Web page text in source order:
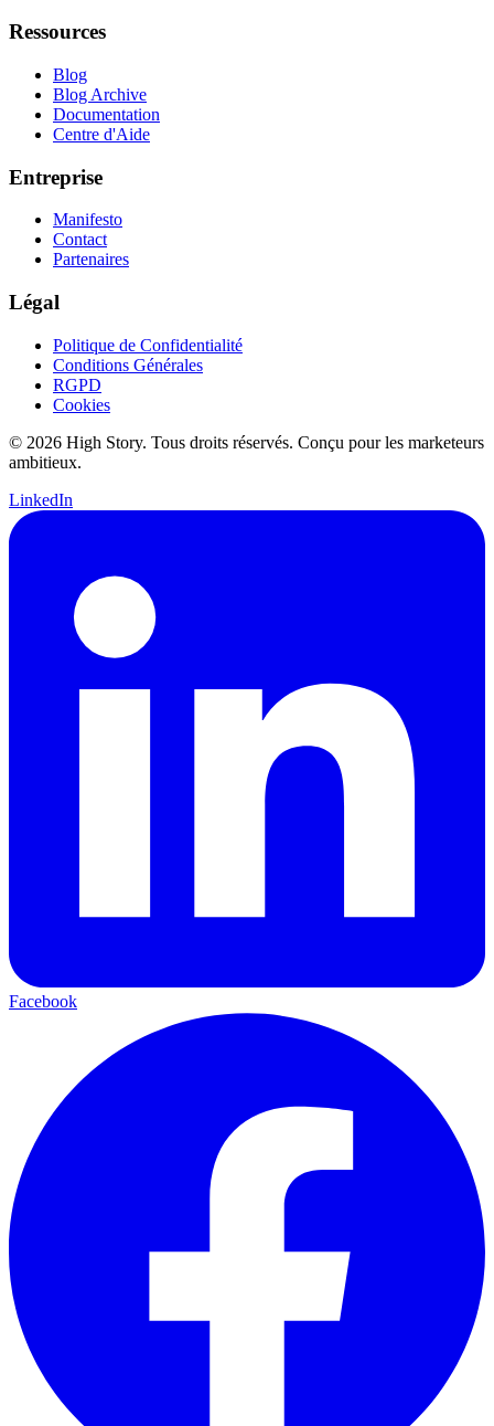
Ressources
Blog
Blog Archive
Documentation
Centre d'Aide
Entreprise
Manifesto
Contact
Partenaires
Légal
Politique de Confidentialité
Conditions Générales
RGPD
Cookies
© 2026 High Story. Tous droits réservés. Conçu pour les marketeurs
ambitieux.
LinkedIn
Facebook